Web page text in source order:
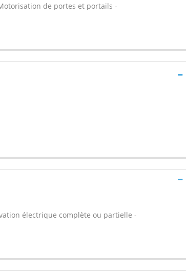
de portes et portails -
électrique complète ou partielle -